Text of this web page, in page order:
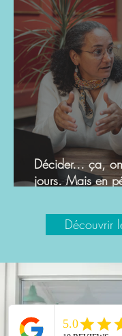
Décider… ça,
jours. Mais en
Découvrir